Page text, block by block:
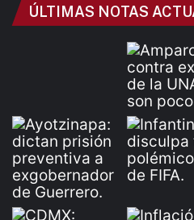
ÚLTIMAS NOTAS